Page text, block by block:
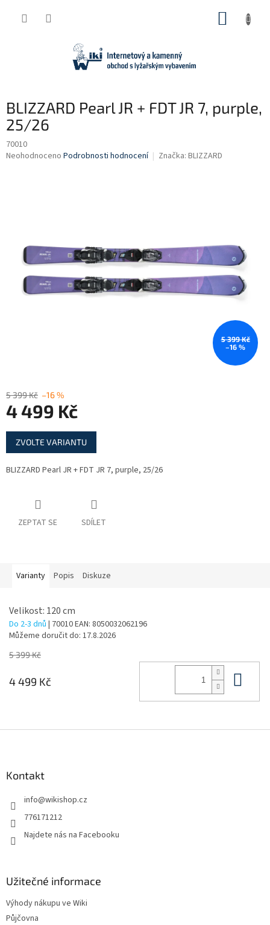
BLIZZARD Pearl JR + FDT JR 7, purple,
25/26
70010
Průměrné
Neohodnoceno Podrobnosti hodnocení Značka: BLIZZARD
5 399 Kč
–16 %
5 399 Kč –16 %
4 499 Kč
Měrná
cena:
ZVOLTE VARIANTU
BLIZZARD Pearl JR + FDT JR 7, purple, 25/26
ZEPTAT SE SDÍLET
Varianty Popis Diskuze
Velikost: 120 cm
Do 2-3 dnů | 70010EAN: 8050032062196
Můžeme doručit do: 17.8.2026
5 399 Kč
4 499 Kč
Kontakt
info@wikishop.cz
776171212
Najdete nás na Facebooku
Užitečné informace
Výhody nákupu ve Wiki
Půjčovna